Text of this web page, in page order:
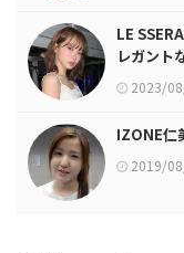
LE
レガント
2023/
IZONE仁
2019/